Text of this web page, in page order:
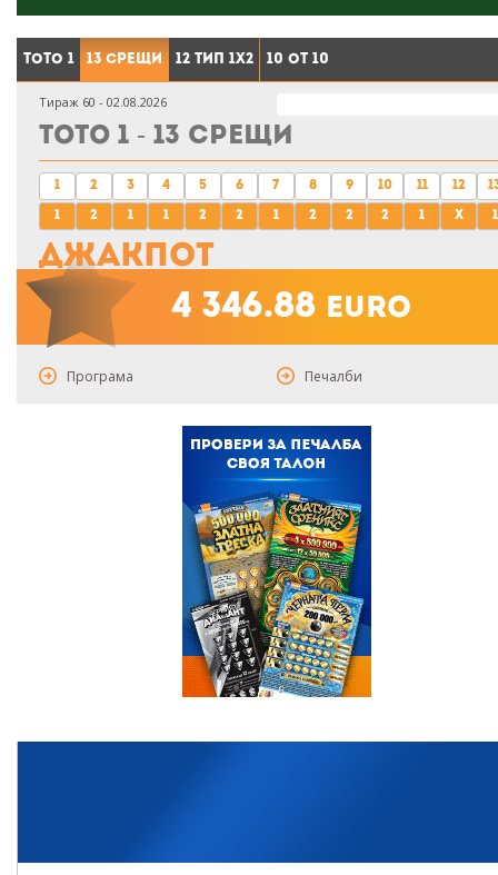
Тото 1 13 срещи 12 тип 1X2 10 от 10
Тираж 60 - 02.08.2026
Тото 1 - 13 срещи
1
1
2
2
3
1
4
1
5
2
6
2
7
1
8
2
9
2
10
2
11
1
12
x 1
Джакпот
4 346.88 euro
Програма Печалби